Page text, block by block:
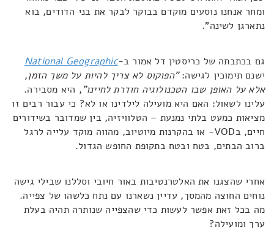
ומחר אנחנו נוסעים מוקדם בבוקר לבקר את בני הדודים, בוא
נתארגן לשינה".
גם בכתבתה של כריסטין דל אמור ב-National Geographic
ישנם תימוכין לגישה:"הפוקוס לא צריך להיות על משך הזמן,
אלא על האופן שבו הטכנולוגיה חודרת לחיינו", היא מסבירה.
עלינו לשאול: האם היא מועילה לילדינו או לא? כי עבור רבים זו
מציאות כמעט בלתי נמנעת – הטלוויזיה, בין שמדובר בשידורים
חיים, בVOD- או בהקרנות מיוטיוב, מהווה מוקד עלייה לרגל
ברוב הבתים, בטח ובטח בתקופת החופש הגדול.
אחרי שהצגנו את האלטרנטיבות באור חיובי וסללנו שבילי גישה
נוחים החוצה מהמסך, עדיין נשארנו עם נתח כלשהו של צפייה.
מה בכל זאת אפשר לעשות כדי שהצפייה שנותרה תהיה בעלת
ערך ומועילה?